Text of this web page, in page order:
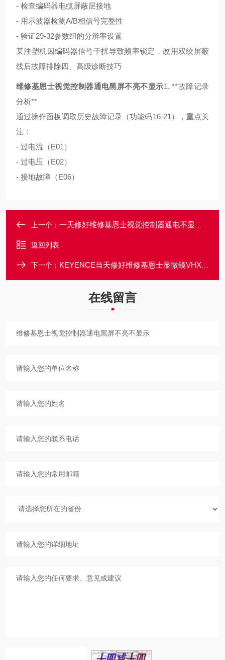
- 检查编码器电缆屏蔽层接地
- 用示波器检测A/B相信号完整性
- 验证29-32参数组的分辨率设置
某注塑机因编码器信号干扰导致频率锁定，改用双绞屏蔽
线后故障排除四、高级诊断技巧
维修基恩士视觉控制器通电黑屏不亮不显示1. **故障记录
分析**
通过操作面板调取历史故障记录（功能码16-21），重点关
注：
- 过电流（E01）
- 过电压（E02）
- 接地故障（E06）
上一个： 一天修好维修基恩士视觉控制器通电不显示没反应
返回列表
下一个： KEYENCE当天修好维修基恩士显微镜VHX开机不启动没反应
在线留言